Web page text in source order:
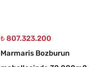
₺ 807.323.200
Marmaris Bozburun